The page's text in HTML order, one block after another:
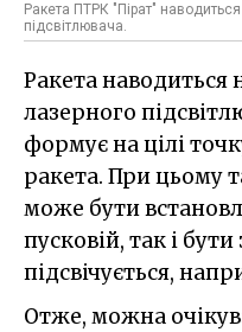
Ракета ПТРК "Пірат"
підсвітлювача.
Ракета наводиться
лазерного
формує на цілі
ракета. При цьому
може бути
пусковій, так і
підсвічується,
Отже, можна